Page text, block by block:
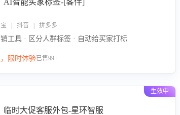
AI智能买家标签-[客伴]
| 抖音 | 拼多多
工具 · 区分人群标签 · 自动给买家打标
限时体验已售99+
生效中
临时大促客服外包-星环智服